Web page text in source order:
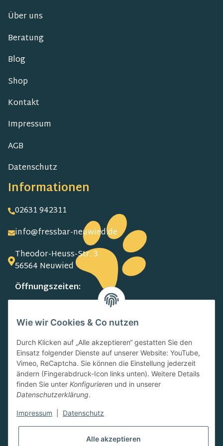
Über uns
Beratung
Blog
Shop
Kontakt
Impressum
AGB
Datenschutz
Informationen
02631 942311
info@fressbar-neuwied.de
Theodor-Heuss-Str. 3
56564 Neuwied
Öffnungszeiten:
09.00-13.00 Uhr
15.00-18.00 Uhr
SA:
10.00-13.00 Uhr
Newsletter
Abonnieren
Wie wir Cookies & Co nutzen
Durch Klicken auf „Alle akzeptieren“ gestatten Sie den
Einsatz folgender Dienste auf unserer Website: YouTube,
Vimeo, ReCaptcha. Sie können die Einstellung jederzeit
ändern (Fingerabdruck-Icon links unten). Weitere Details
finden Sie unter Konfigurieren und in unserer
Datenschutzerklärung.
Impressum Datenschutz
Alle akzeptieren